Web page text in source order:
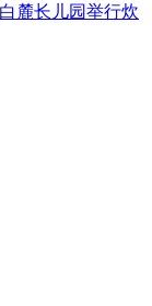
麓长儿园举行炊